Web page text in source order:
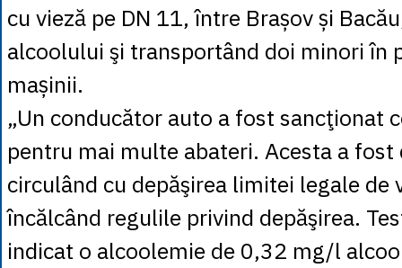
1 RUB
= 0.0530
1 SEK
= 0.4526
1 TRY= 0.1141
1 UAH= 0.1048
cu vieză pe DN 11, între Brașov și
alcoolului şi transportând doi minori în
mașinii.
„Un conducător auto a fost sancţionat
pentru mai multe abateri. Acesta a
circulând cu depăşirea limitei legale de
încălcând regulile privind depăşirea.
indicat o alcoolemie de 0,32 mg/l